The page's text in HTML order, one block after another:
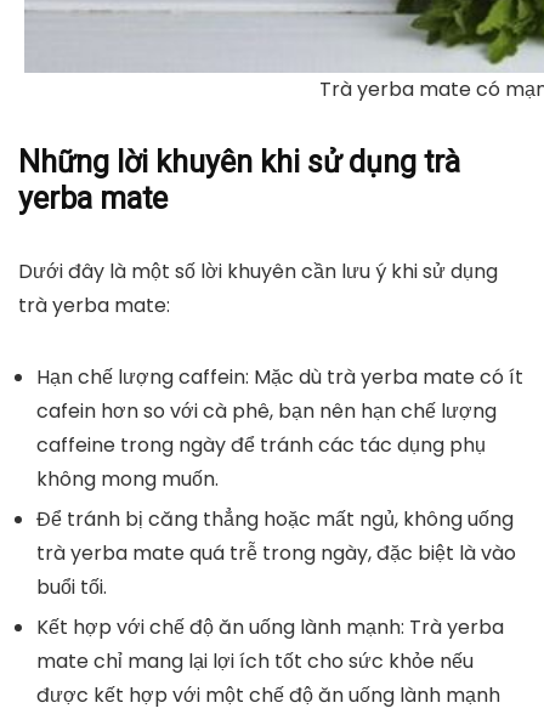
Trà yerba mate có
Những lời khuyên khi sử dụng trà
yerba mate
Dưới đây là một số lời khuyên cần lưu ý khi sử dụng
trà yerba mate:
Hạn chế lượng caffein: Mặc dù trà yerba mate có ít
cafein hơn so với cà phê, bạn nên hạn chế lượng
caffeine trong ngày để tránh các tác dụng phụ
không mong muốn.
Để tránh bị căng thẳng hoặc mất ngủ, không uống
trà yerba mate quá trễ trong ngày, đặc biệt là vào
buổi tối.
Kết hợp với chế độ ăn uống lành mạnh: Trà yerba
mate chỉ mang lại lợi ích tốt cho sức khỏe nếu
được kết hợp với một chế độ ăn uống lành mạnh